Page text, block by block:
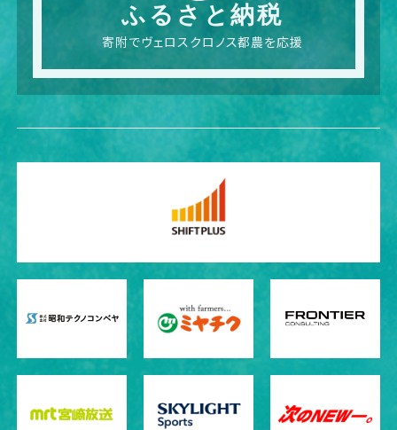
ふるさと納税
寄附でヴェロスクロノス都農を応援